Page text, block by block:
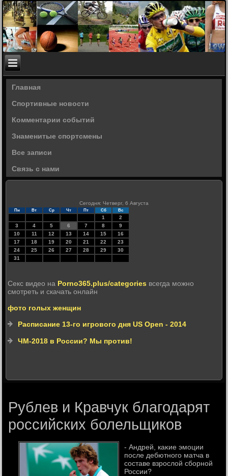
Главная
Спортивные новости
Комментарии событий
Знаменитые спортсмены
Все записи
Связь с нами
Сегодня: Четверг, 6 Августа
Пн Вт Ср Чт Пт Сб Вс
1
2
3
4 5 6 7 8
9
10
11 12 13 14 15
16
17
18 19 20 21 22
23
24
25 26 27 28 29
30
31
Секс видео на Porno365.plus/categories всегда можно
смотреть и скачать онлайн
фото голых женщин
Расписание 13-го игрового дня US Open - 2014
ЧМ-2018 в России? Мы против!
Рублев и Кравчук благодарят
российских болельщиков
- Андрей, каκие эмоции
после дебютного матча в
составе взрослοй сборной
России?